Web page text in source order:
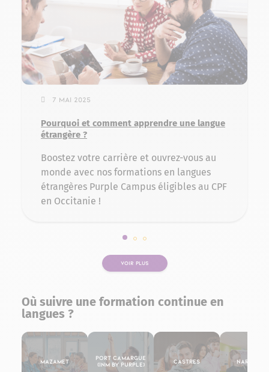
7 mai 2025
Pourquoi et comment apprendre une langue
étrangère ?
Boostez votre carrière et ouvrez-vous au
monde avec nos formations en langues
étrangères Purple Campus éligibles au CPF
en Occitanie !
Slide 1 sur 3
Slide 2 sur 3
Slide 3 sur 3
VOIR PLUS
Où suivre une formation continue en
langues ?
Mazamet
Port Camargue
(INM By Purple)
Castres Narbonne